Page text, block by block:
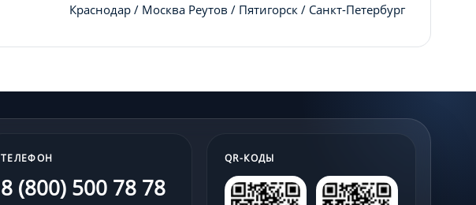
Краснодар / Москва Реутов / Пятигорск / Санкт-Петербург
ТЕЛЕФОН
8 (800) 500 78 78
QR-КОДЫ